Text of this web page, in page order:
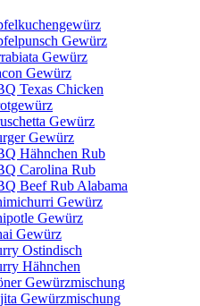
Gewürz
Gewürz
Gewürz
Texas Chicken
Gewürz
Gewürz
Hähnchen Rub
Carolina Rub
Beef Rub Alabama
Gewürz
Gewürz
Gewürz
Ostindisch
Hähnchen
Gewürzmischung
Gewürzmischung